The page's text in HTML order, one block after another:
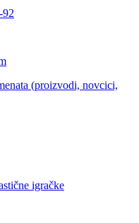
(proizvodi, novcici,
igračke